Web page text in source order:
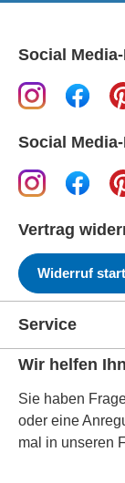
Social
Social
Vertrag
Widerruf
Service
Wir helfen
Sie haben
oder eine
mal in unseren